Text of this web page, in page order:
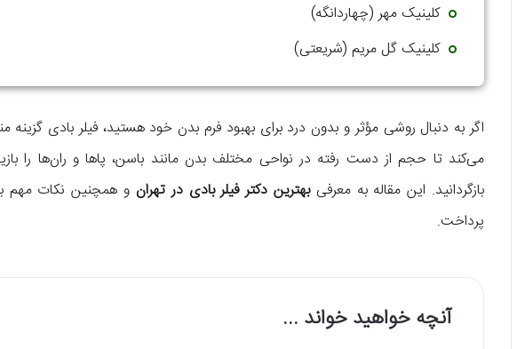
کلینیک مهر (چهاردانگه)
کلینیک گل مریم (شریعتی)
اگر به دنبال روشی مؤثر و بدون درد برای بهبود فرم بدن خود هستید، فیلر بادی
می‌کند تا حجم از دست رفته در نواحی مختلف بدن مانند باسن، پاها و ران‌ها را
بازگردانید. این مقاله به معرفیبهترین دکتر فیلر بادی در تهران و همچنین نکات مهم
پرداخت.
آنچه خواهید خواند ...